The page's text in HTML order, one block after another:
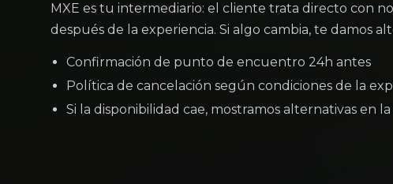
MXE es tu intermediario: el cliente trata directo con
después de la experiencia. Si algo cambia, te damos
Confirmación de punto de encuentro 24h antes
Política de cancelación según condiciones de la
Si la disponibilidad cae, mostramos alternativas en